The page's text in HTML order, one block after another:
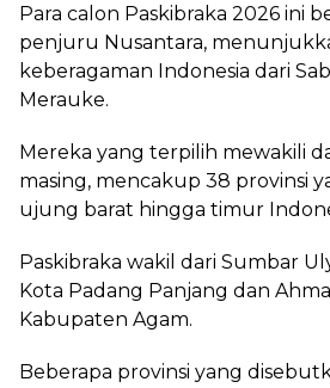
‎Para calon Paskibraka 2026 ini
penjuru Nusantara,
keberagaman Indonesia dari
Merauke.
‎Mereka yang terpilih mewakili
masing, mencakup 38 provinsi
ujung barat hingga timur
‎Paskibraka wakil dari Sumbar
Kota Padang Panjang dan
Kabupaten Agam.
‎Beberapa provinsi yang